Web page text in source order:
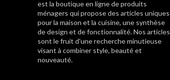
est la boutique en ligne de produits
ménagers qui propose des articles uniques
pour la maison et la cuisine, une synthèse
de design et de fonctionnalité. Nos articles
sont le fruit d'une recherche minutieuse
visant à combiner style, beauté et
nouveauté.